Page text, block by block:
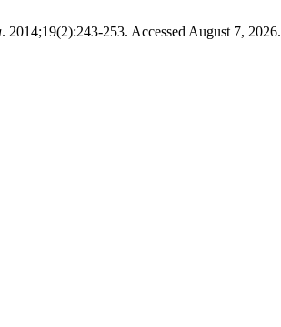
. 2014;19(2):243-253. Accessed August 7, 2026.